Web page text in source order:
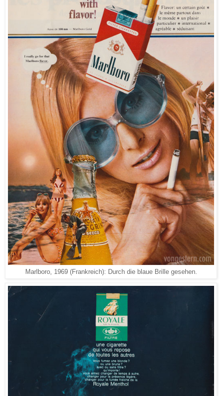
Marlboro, 1969 (Frankreich): Durch die blaue Brille gesehen.